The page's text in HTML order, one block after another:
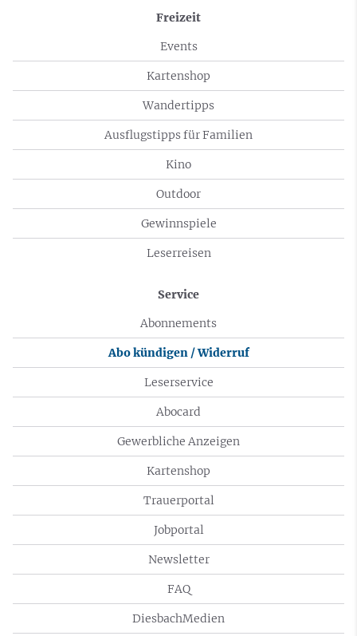
Freizeit
Events
Kartenshop
Wandertipps
Ausflugstipps für Familien
Kino
Outdoor
Gewinnspiele
Leserreisen
Service
Abonnements
Abo kündigen / Widerruf
Leserservice
Abocard
Gewerbliche Anzeigen
Kartenshop
Trauerportal
Jobportal
Newsletter
FAQ
DiesbachMedien